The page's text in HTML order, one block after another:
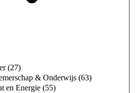
Bodem en water (27)
Mens, Ondernemerschap & Onderwijs (63)
Natuur, Klimaat en Energie (55)